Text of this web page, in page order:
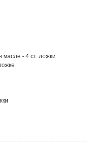
- 4 ст. ложки